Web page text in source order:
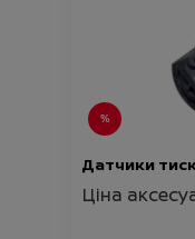
Датчики
Ціна